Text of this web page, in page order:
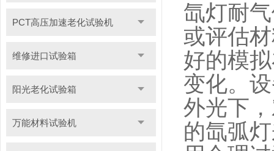
PCT高压加速老化试验机
维修进口试验箱
阳光老化试验箱
万能材料试验机
氙灯耐
或评估
好的模
变化。
外光下
的氙弧